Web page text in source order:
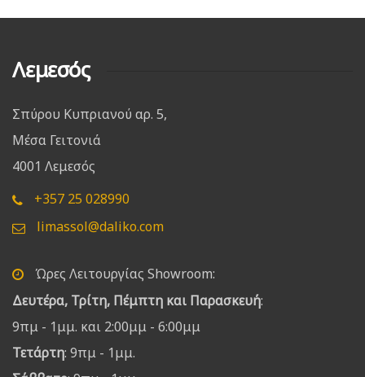
Λεμεσός
Σπύρου Κυπριανού αρ. 5,
Μέσα Γειτονιά
4001 Λεμεσός
+357 25 028990
limassol@daliko.com
Ώρες Λειτουργίας Showroom:
Δευτέρα, Τρίτη, Πέμπτη και Παρασκευή:
9πμ - 1μμ. και 2:00μμ - 6:00μμ
Τετάρτη: 9πμ - 1μμ.